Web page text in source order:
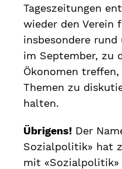
Tageszeitungen
wieder den Verein
insbesondere
im September, zu
Ökonomen
Themen zu
halten.
Übrigens! Der
Sozialpolitik» hat
mit